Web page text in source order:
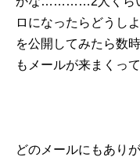
ロになったらどうし
を公開してみたら数
もメールが来まくっ
どのメールにもあり